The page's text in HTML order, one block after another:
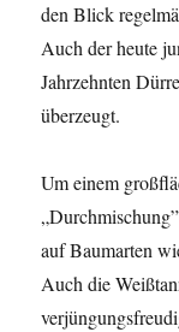
den Blick
Auch der heute
Jahrzehnten
überzeugt.
Um einem
auf Baumarten
Auch die